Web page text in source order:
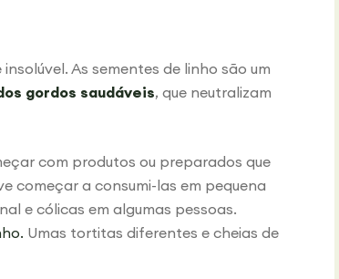
As sementes de linho são um
gordos saudáveis, que neutralizam
com produtos ou preparados que
começar a consumi-las em pequena
e cólicas em algumas pessoas.
Umas tortitas diferentes e cheias de